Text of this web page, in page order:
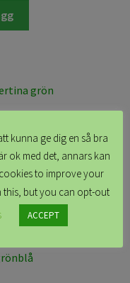
kunna ge dig en så bra
ok med det, annars kan
to improve your
this, but you can opt-out
ACCEPT